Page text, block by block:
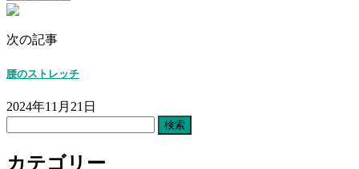
次の記事
腰のストレッチ
2024年11月21日
カテゴリー